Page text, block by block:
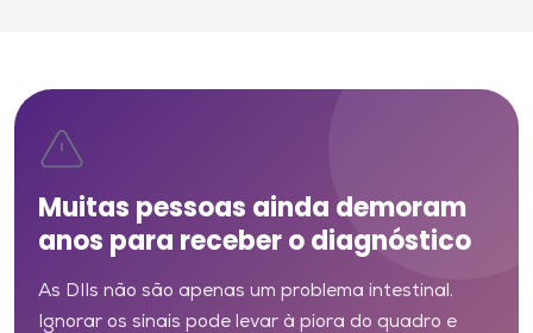
Muitas pessoas ainda demoram
anos para receber o diagnóstico
As DIIs não são apenas um problema intestinal.
Ignorar os sinais pode levar à piora do quadro e